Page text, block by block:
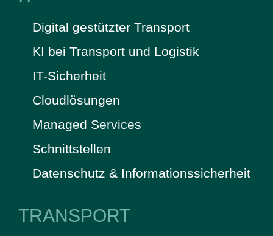
Digital gestützter Transport
KI bei Transport und Logistik
IT-Sicherheit
Cloudlösungen
Managed Services
Schnittstellen
Datenschutz & Informationssicherheit
TRANSPORT